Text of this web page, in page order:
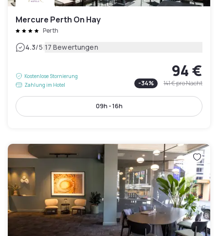
Mercure Perth On Hay
Perth
4.3/5|17 Bewertungen
Kostenlose Stornierung
Zahlung im Hotel
94 €
-34% 141 €pro Nacht
09h - 16h